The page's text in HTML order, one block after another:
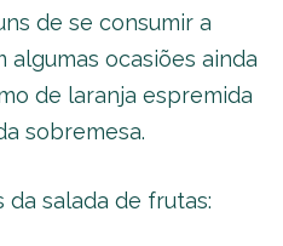
de se consumir a
algumas ocasiões ainda
de laranja espremida
sobremesa.
da salada de frutas: